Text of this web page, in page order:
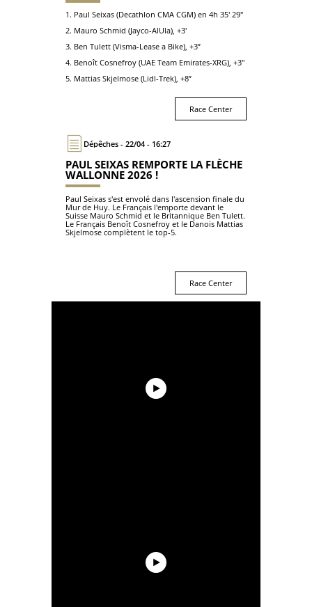
1. Paul Seixas (Decathlon CMA CGM) en 4h 35' 29"
2. Mauro Schmid (Jayco-AlUla), +3'
3. Ben Tulett (Visma-Lease a Bike), +3”
4. Benoît Cosnefroy (UAE Team Emirates-XRG), +3''
5. Mattias Skjelmose (Lidl-Trek), +8”
Race Center
Dépêches - 22/04 - 16:27
PAUL SEIXAS REMPORTE LA FLÈCHE
WALLONNE 2026 !
Paul Seixas s'est envolé dans l'ascension finale du
Mur de Huy. Le Français l'emporte devant le
Suisse Mauro Schmid et le Britannique Ben Tulett.
Le Français Benoît Cosnefroy et le Danois Mattias
Skjelmose complètent le top-5.
Race Center